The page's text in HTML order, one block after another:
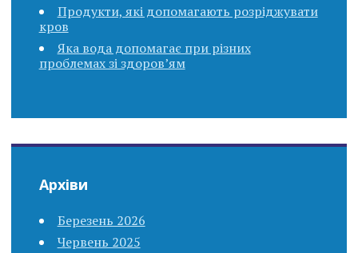
Продукти, які допомагають розріджувати
кров
Яка вода допомагає при різних
проблемах зі здоров’ям
Архіви
Березень 2026
Червень 2025